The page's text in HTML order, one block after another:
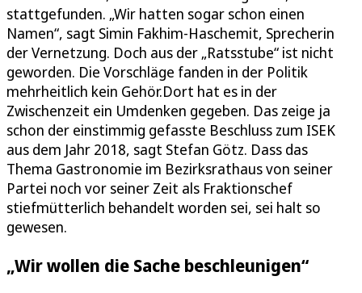
stattgefunden. „Wir hatten sogar schon einen
Namen“, sagt Simin Fakhim-Haschemit, Sprecherin
der Vernetzung. Doch aus der „Ratsstube“ ist nicht
geworden. Die Vorschläge fanden in der Politik
mehrheitlich kein Gehör.Dort hat es in der
Zwischenzeit ein Umdenken gegeben. Das zeige ja
schon der einstimmig gefasste Beschluss zum ISEK
aus dem Jahr 2018, sagt Stefan Götz. Dass das
Thema Gastronomie im Bezirksrathaus von seiner
Partei noch vor seiner Zeit als Fraktionschef
stiefmütterlich behandelt worden sei, sei halt so
gewesen.
„Wir wollen die Sache beschleunigen“